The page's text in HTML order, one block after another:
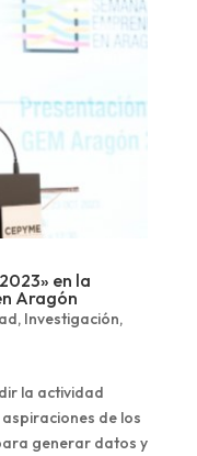
en la
Aragón
, Investigación,
la actividad
de los
generar datos y